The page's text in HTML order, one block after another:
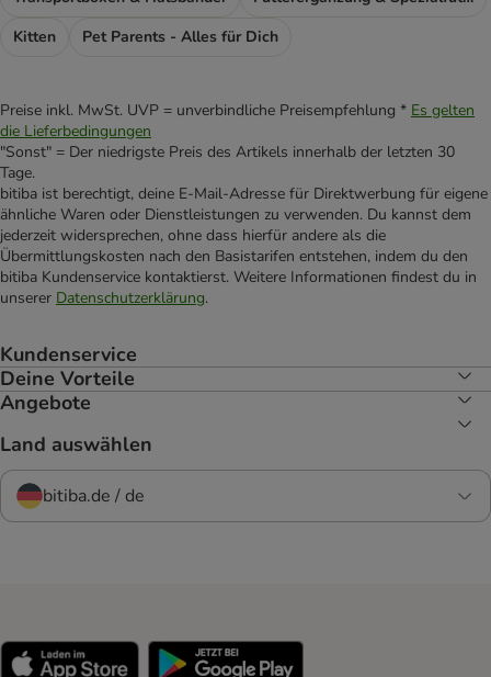
Kitten
Pet Parents - Alles für Dich
Preise inkl. MwSt. UVP = unverbindliche Preisempfehlung * Es gelten
die Lieferbedingungen
"Sonst" = Der niedrigste Preis des Artikels innerhalb der letzten 30
Tage.
bitiba ist berechtigt, deine E-Mail-Adresse für Direktwerbung für eigene
ähnliche Waren oder Dienstleistungen zu verwenden. Du kannst dem
jederzeit widersprechen, ohne dass hierfür andere als die
Übermittlungskosten nach den Basistarifen entstehen, indem du den
bitiba Kundenservice kontaktierst. Weitere Informationen findest du in
unserer Datenschutzerklärung.
Kundenservice
Deine Vorteile
Angebote
Land auswählen
bitiba.de / de